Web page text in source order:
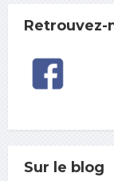
Retrouvez-
Sur le blog